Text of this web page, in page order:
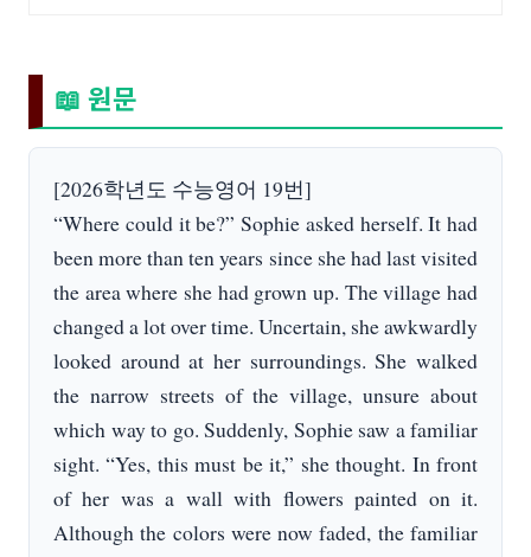
📖 원문
[2026학년도 수능영어 19번]
“Where could it be?” Sophie asked herself. It had
been more than ten years since she had last visited
the area where she had grown up. The village had
changed a lot over time. Uncertain, she awkwardly
looked around at her surroundings. She walked
the narrow streets of the village, unsure about
which way to go. Suddenly, Sophie saw a familiar
sight. “Yes, this must be it,” she thought. In front
of her was a wall with flowers painted on it.
Although the colors were now faded, the familiar